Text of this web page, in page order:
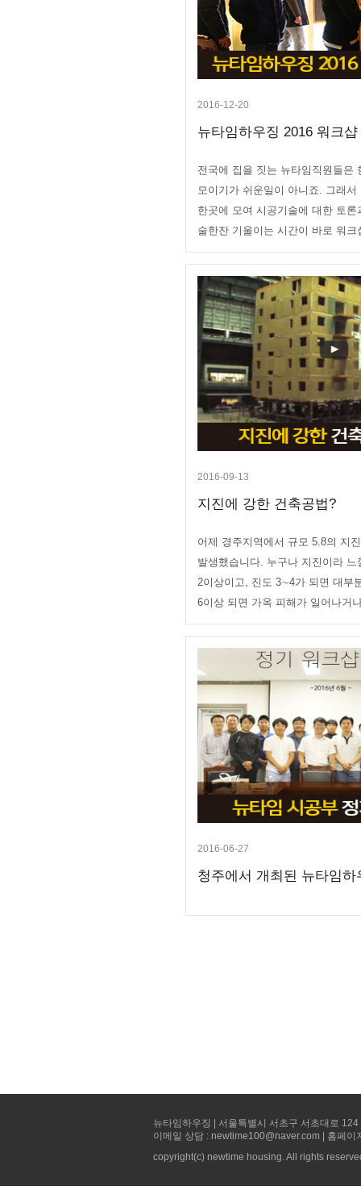
2016-12-20
뉴타임하우징 2016 워크
전국에 집을 짓는 뉴타임직원들은
모이기가 쉬운일이 아니죠. 그래
한곳에 모여 시공기술에 대한 토
술한잔 기울이는 시간이 바로 워크
2016-09-13
지진에 강한 건축공법?
어제 경주지역에서 규모 5.8의 지
발생했습니다. 누구나 지진이라
2이상이고, 진도 3∼4가 되면 대부
6이상 되면 가옥 피해가 일어나거
2016-06-27
청주에서 개최된 뉴타임
뉴타임하우징 | 서울특별시 서초구 서초대로
이메일 상담 : newtime100@naver.com | 홈페
copyright(c) newtime housing. All rights